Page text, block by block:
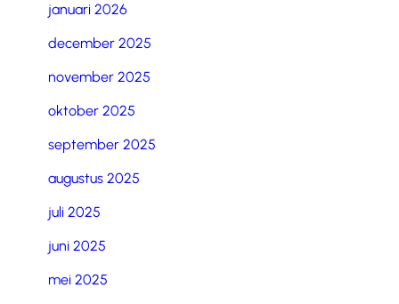
januari 2026
december 2025
november 2025
oktober 2025
september 2025
augustus 2025
juli 2025
juni 2025
mei 2025